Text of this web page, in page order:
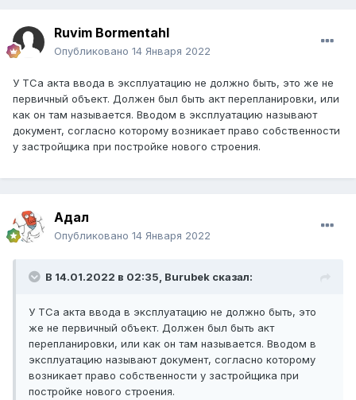
Ruvim Bormentahl
Опубликовано 14 Января 2022
У ТСа акта ввода в эксплуатацию не должно быть, это же не
первичный объект. Должен был быть акт перепланировки, или
как он там называется. Вводом в эксплуатацию называют
документ, согласно которому возникает право собственности
у застройщика при постройке нового строения.
Адал
Опубликовано 14 Января 2022
В 14.01.2022 в 02:35, Burubek сказал:
У ТСа акта ввода в эксплуатацию не должно быть, это
же не первичный объект. Должен был быть акт
перепланировки, или как он там называется. Вводом в
эксплуатацию называют документ, согласно которому
возникает право собственности у застройщика при
постройке нового строения.